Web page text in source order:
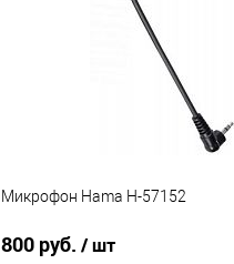
Микрофон Hama H-57152
800 руб. / шт